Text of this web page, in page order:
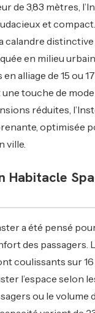
de 3,83 mètres,
et
calandre
en milieu
alliage de 15 ou
touche de
réduites,
optimisée
ville.
Habitacle
a été pensé
des passagers.
coulissants sur
l’espace selon
ou le volume